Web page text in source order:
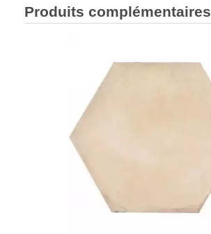
Produits complémentaires